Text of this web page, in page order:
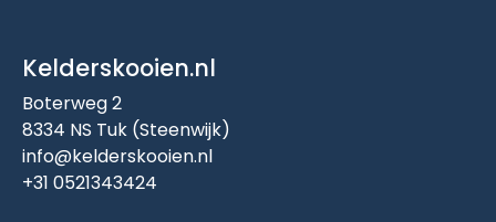
Kelderskooien.nl
Boterweg 2
8334 NS Tuk (Steenwijk)
info@kelderskooien.nl
+31 0521343424